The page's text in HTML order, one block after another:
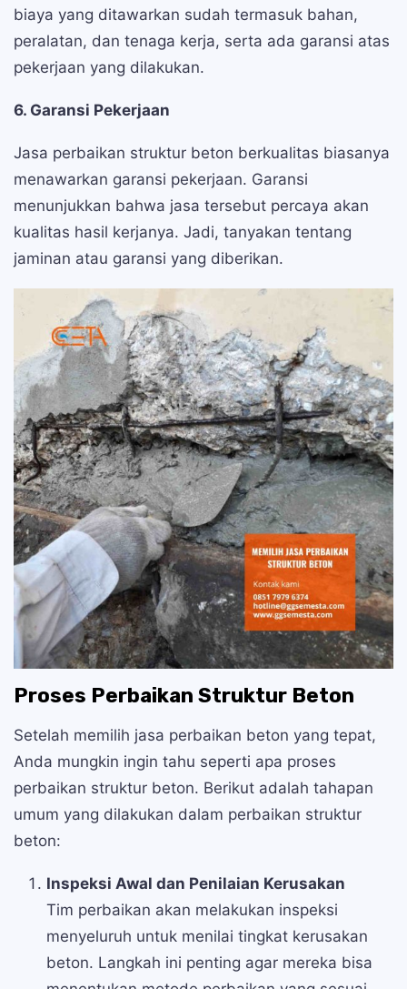
biaya yang ditawarkan sudah termasuk bahan,
peralatan, dan tenaga kerja, serta ada garansi atas
pekerjaan yang dilakukan.
6. Garansi Pekerjaan
Jasa perbaikan struktur beton berkualitas biasanya
menawarkan garansi pekerjaan. Garansi
menunjukkan bahwa jasa tersebut percaya akan
kualitas hasil kerjanya. Jadi, tanyakan tentang
jaminan atau garansi yang diberikan.
Proses Perbaikan Struktur Beton
Setelah memilih jasa perbaikan beton yang tepat,
Anda mungkin ingin tahu seperti apa proses
perbaikan struktur beton. Berikut adalah tahapan
umum yang dilakukan dalam perbaikan struktur
beton:
Inspeksi Awal dan Penilaian Kerusakan
Tim perbaikan akan melakukan inspeksi
menyeluruh untuk menilai tingkat kerusakan
beton. Langkah ini penting agar mereka bisa